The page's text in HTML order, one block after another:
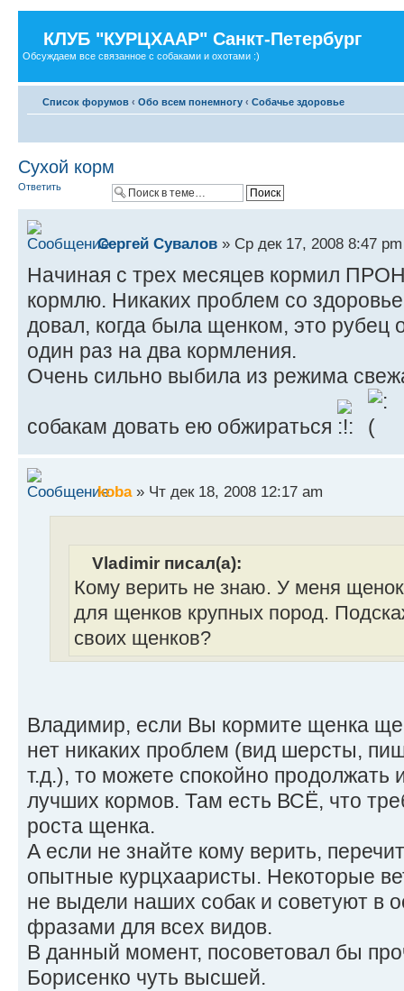
КЛУБ "КУРЦХААР" Санкт-Петербург
Обсуждаем все связанное с собаками и охотами :)
Список форумов ‹ Обо всем понемногу ‹ Собачье здоровье
Сухой корм
Ответить
Сергей Сувалов » Ср дек 17, 2008 8:47 pm
Начиная с трех месяцев кормил
кормлю. Никаких проблем со
довал, когда была щенком, это рубец
один раз на два кормления.
Очень сильно выбила из режима
собакам довать ею обжираться
koba» Чт дек 18, 2008 12:17 am
Vladimir писал(а):
Кому верить не знаю. У меня
для щенков крупных пород.
своих щенков?
Владимир, если Вы кормите щенка
нет никаких проблем (вид шерсты,
т.д.), то можете спокойно продолжать
лучших кормов. Там есть ВСЁ, что
роста щенка.
А если не знайте кому верить,
опытные курцхааристы. Некоторые
не выдели наших собак и советуют в
фразами для всех видов.
В данный момент, посоветовал бы
Борисенко чуть высшей.